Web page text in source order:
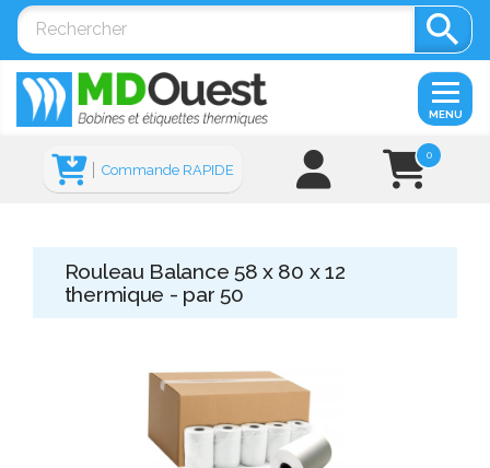

0
Commande RAPIDE
MENU
Rouleau Balance 58 x 80 x 12
thermique - par 50